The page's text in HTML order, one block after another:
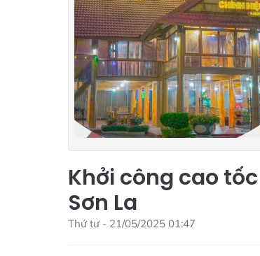
Khởi công cao
Sơn La
Thứ tư - 21/05/2025 01:47